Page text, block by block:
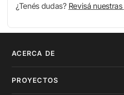
¿Tenés dudas? Revisá
ACERCA DE
PROYECTOS